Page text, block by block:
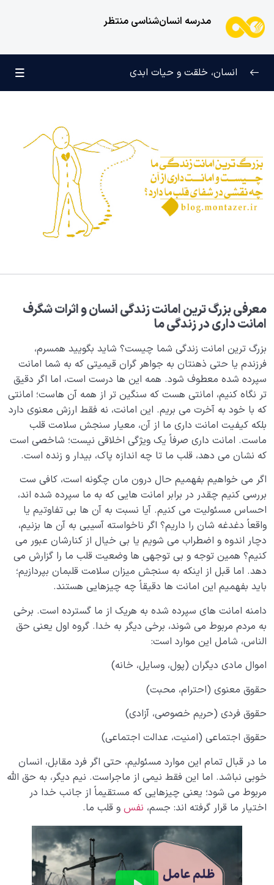
مدرسه انسان‌شناسی منتظر
چرا آفریده شده‌ایم؟
راز شادی و آرامش پایدار
بلوغ کودک عزیز روان 0/8
قضا و قدر و اختیار 0/13
ابتلاء و امتحان در زندگی
شیطان دشمن آشکار 0/14
بیماری‌های پنهان روح 0/15
شناخت بهشت و جهنم 0/22
نگاه ابدی و آمادگی برای آخرت 0/14
از خیال تا سلامت قلب 0/31
ثمره عمل مقبول چیست و چه ارتباطی با هدف خلقت ما
دارد؟
شرایط قبولی اعمال چیست؛ معرفی سه رکن اساسی قبولی
چگونه عمل مقبول می تواند ما را به نسخه بهتری از
آیا رسیدن به مقام پیامبر مخصوص افراد خاصی است یا
همه می توانند به این مقام برسند؟
تحول ذاتی یعنی چه و چه ارتباطی میان تحول ذاتی و
چگونه با جدیت و برنامه ریزی به اهداف متعالی و زندگی
هدفمند و معنادار برسیم؟
خیال و نیت چگونه می توانند به ما در مسیر زندگی کمک
کرده یا از اهداف دورمان کنند؟
کنترل ‌‌نفس ‌‌یعنی ‌‌چه ‌‌و ‌‌چگونه ‌‌می‌تواند ‌‌به ‌‌ما ‌‌برای ‌‌کنترل
‌‌کردن ‌‌افکار ‌‌منفی ‌‌کمک ‌‌کند؟
بررسی تفاوت خیر و شر و مطلق یا نسبی بودن جایگاه آن ها
مهم‌ترین معیارهای تشخیص خیر و شر در تصمیم‌گیری‌های
روزمره کدام‌ است؟
انسان، خلقت و حیات ابدی
معرفی بزرگ ترین امانت زندگی انسان و اثرات شگرف
امانت داری در زندگی ما
بزرگ ترین امانت زندگی شما چیست؟ شاید بگویید همسرم،
فرزندم یا حتی ذهنتان به جواهر گران قیمیتی که به شما امانت
سپرده شده معطوف شود. همه این ها درست است، اما اگر دقیق
تر نگاه کنیم، امانتی هست که سنگین تر از همه آن هاست؛ امانتی
که با خود به آخرت می بریم. این امانت، نه فقط ارزش معنوی دارد
بلکه کیفیت امانت داری ما از آن، معیار سنجش سلامت قلب
ماست. امانت داری صرفاً یک ویژگی اخلاقی نیست؛ شاخصی است
که نشان می دهد، قلب ما تا چه اندازه پاک، بیدار و زنده است.
اگر می خواهیم بفهمیم حال درون مان چگونه است، کافی ست
بررسی کنیم چقدر در برابر امانت هایی که به ما سپرده شده اند،
احساس مسئولیت می کنیم. آیا نسبت به آن ها بی تفاوتیم یا
واقعاً دغدغه شان را داریم؟ اگر ناخواسته آسیبی به آن ها بزنیم،
دچار اندوه و اضطراب می شویم یا بی خیال از کنارشان عبور می
کنیم؟ همین توجه و بی توجهی ها وضعیت قلب ما را گزارش می
دهد. اما قبل از اینکه به سنجش میزان سلامت قلبمان بپردازیم؛
باید بفهمیم این امانت ها دقیقاً چه چیزهایی هستند.
دامنه امانت های سپرده شده به هریک از ما گسترده است. برخی
به مردم مربوط می شوند، برخی دیگر به خدا. گروه اول یعنی حق
الناس، شامل این موارد است:
اموال مادی دیگران (پول، وسایل، خانه)
حقوق معنوی (احترام، محبت)
حقوق فردی (حریم خصوصی، آزادی)
حقوق اجتماعی (امنیت، عدالت اجتماعی)
ما در قبال تمام این موارد مسئولیم، حتی اگر فرد مقابل، انسان
خوبی نباشد. اما این فقط نیمی از ماجراست. نیم دیگر، به حق الله
مربوط می شود؛ یعنی چیزهایی که مستقیماً از جانب خدا در
اختیار ما قرار گرفته اند: جسم، نفس و قلب ما.